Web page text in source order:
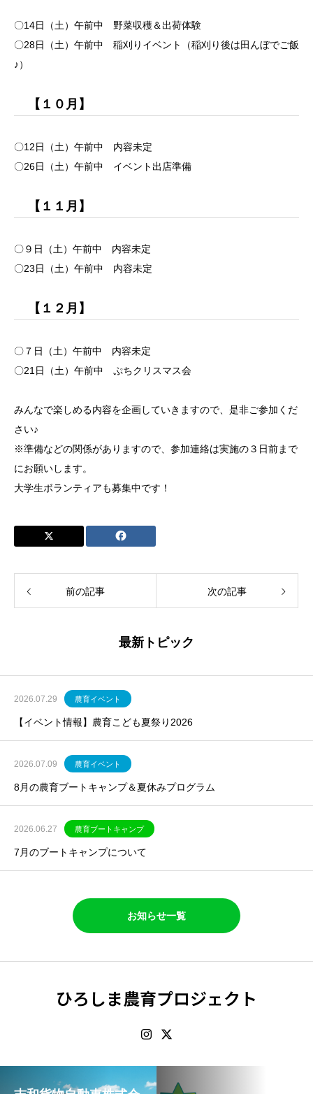
〇14日（土）午前中 野菜収穫＆出荷体験
〇28日（土）午前中 稲刈りイベント（稲刈り後は田んぼでご飯
♪）
【１０月】
〇12日（土）午前中 内容未定
〇26日（土）午前中 イベント出店準備
【１１月】
〇９日（土）午前中 内容未定
〇23日（土）午前中 内容未定
【１２月】
〇７日（土）午前中 内容未定
〇21日（土）午前中 ぷちクリスマス会
みんなで楽しめる内容を企画していきますので、是非ご参加くだ
さい♪
※準備などの関係がありますので、参加連絡は実施の３日前まで
にお願いします。
大学生ボランティアも募集中です！
前の記事 次の記事
最新トピック
2026.07.29 農育イベント
【イベント情報】農育こども夏祭り2026
2026.07.09 農育イベント
8月の農育ブートキャンプ＆夏休みプログラム
2026.06.27 農育ブートキャンプ
7月のブートキャンプについて
お知らせ一覧
ひろしま農育プロジェクト